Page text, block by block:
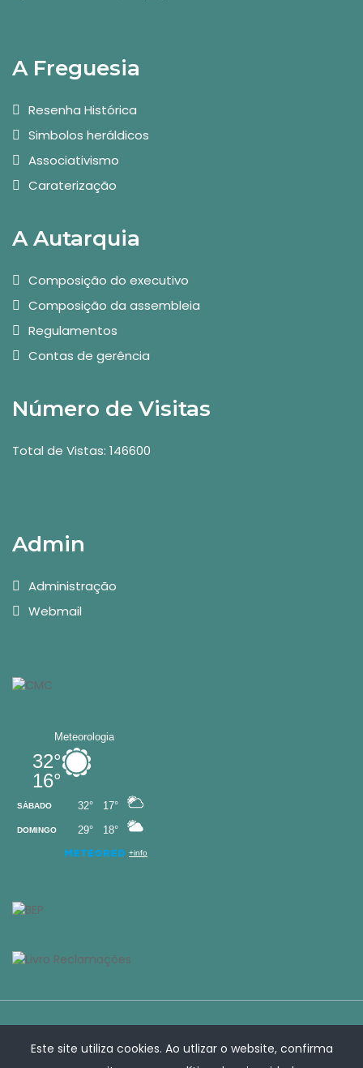
Este site utiliza cookies. Ao utlizar o website, confirma
A Freguesia
Resenha Histórica
Simbolos heráldicos
Associativismo
Caraterização
A Autarquia
Composição do executivo
Composição da assembleia
Regulamentos
Contas de gerência
Número de Visitas
Total de Vistas: 146600
Admin
Administração
Webmail